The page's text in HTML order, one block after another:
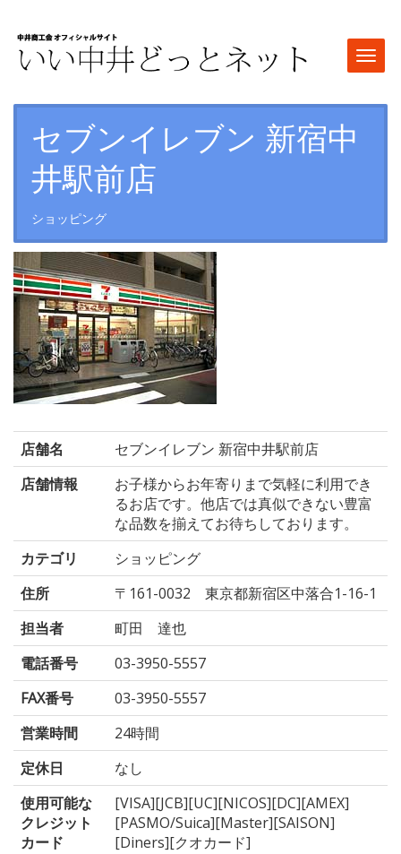
セブンイレブン 新宿中
井駅前店
ショッピング
店舗名
セブンイレブン 新宿中井駅前店
店舗情報
お子様からお年寄りまで気軽に利用でき
るお店です。他店では真似できない豊富
な品数を揃えてお待ちしております。
カテゴリ
ショッピング
住所
〒161-0032 東京都新宿区中落合1-16-1
担当者
町田 達也
電話番号
03-3950-5557
FAX番号
03-3950-5557
営業時間
24時間
定休日
なし
使用可能な
クレジット
カード
[VISA][JCB][UC][NICOS][DC][AMEX]
[PASMO/Suica][Master][SAISON]
[Diners][クオカード]